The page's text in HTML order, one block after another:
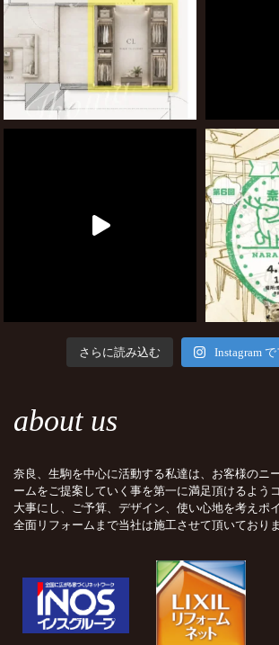
さらに読み込む Instagram
about us
奈良、生駒を中心に活動する私達は、お客様のニ
ームをご提案していく事を第一に満足頂けるよう
大事にし、ご予算、デザイン、使い心地を考えポ
全面リフォームまで当社は施工させて頂いておりま